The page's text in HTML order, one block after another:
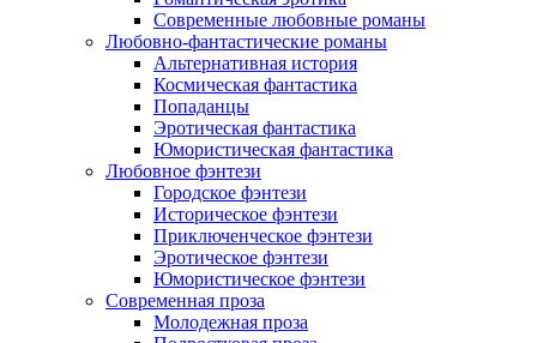
Современные любовные романы
Любовно-фантастические романы
Альтернативная история
Космическая фантастика
Попаданцы
Эротическая фантастика
Юмористическая фантастика
Любовное фэнтези
Городское фэнтези
Историческое фэнтези
Приключенческое фэнтези
Эротическое фэнтези
Юмористическое фэнтези
Современная проза
Молодежная проза